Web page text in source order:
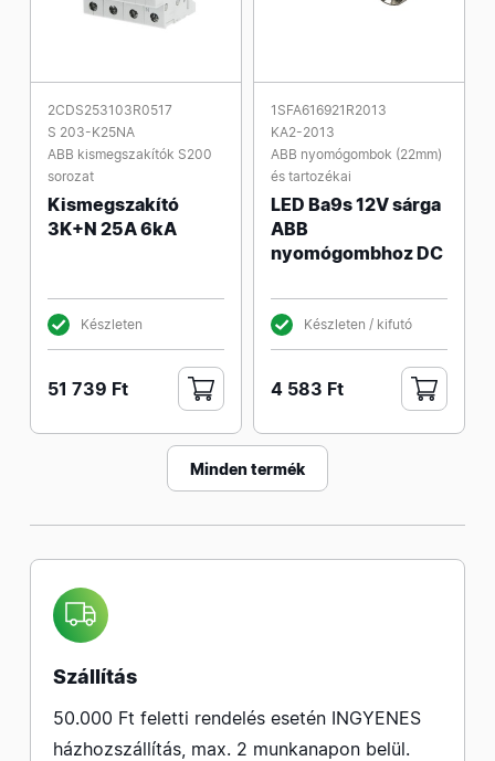
2CDS253103R0517
S 203-K25NA
ABB kismegszakítók S200
sorozat
Kismegszakító
3K+N 25A 6kA
Készleten
51 739 Ft
1SFA616921R2013
KA2-2013
ABB nyomógombok (22mm)
és tartozékai
LED Ba9s 12V sárga
ABB
nyomógombhoz DC
Készleten / kifutó
4 583 Ft
Minden termék
Szállítás
50.000 Ft feletti rendelés esetén INGYENES
házhozszállítás, max. 2 munkanapon belül.